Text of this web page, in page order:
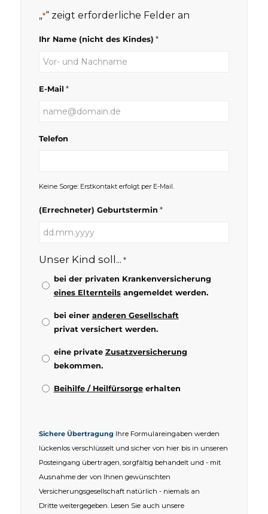
„*“ zeigt erforderliche Felder an
Ihr Name (nicht des Kindes) *
E-Mail *
Telefon
Keine Sorge: Erstkontakt erfolgt per E-Mail.
(Errechneter) Geburtstermin *
TT
MM
Punkt
JJJJ
Unser Kind soll... *
bei der privaten Krankenversicherung
eines Elternteilsangemeldet werden.
bei einer anderen Gesellschaft
privat versichert werden.
eine private Zusatzversicherung
bekommen.
Beihilfe / Heilfürsorgeerhalten
Sichere Übertragung Ihre Formulareingaben werden
lückenlos verschlüsselt und sicher von hier bis in unseren
Posteingang übertragen, sorgfältig behandelt und - mit
Ausnahme der von Ihnen gewünschten
Versicherungsgesellschaft natürlich - niemals an
Dritte weitergegeben. Lesen Sie auch unsere